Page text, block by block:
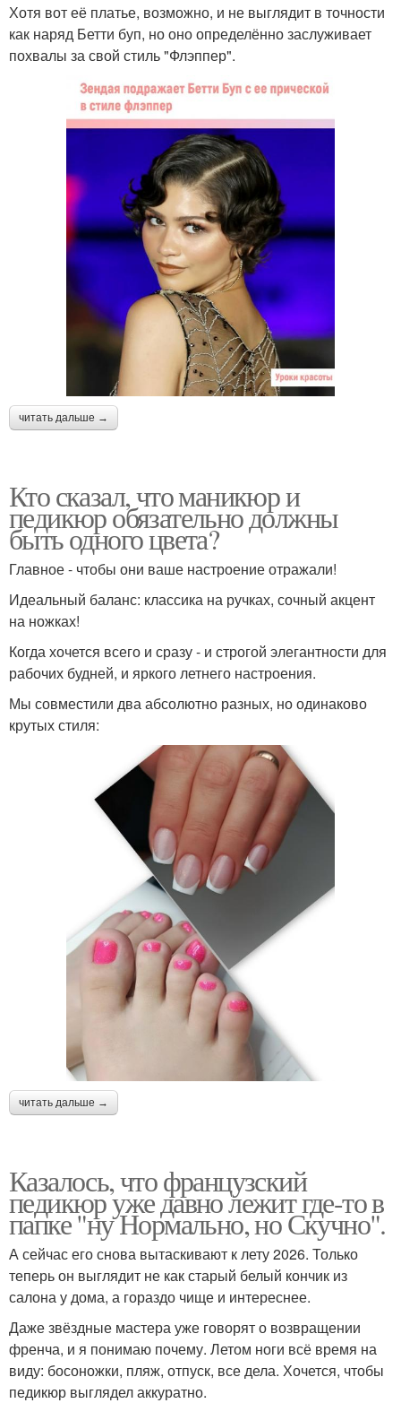
Хотя вот её платье, возможно, и не выглядит в точности
как наряд Бетти буп, но оно определённо заслуживает
похвалы за свой стиль "Флэппер".
читать дальше →
Кто сказал, что маникюр и
педикюр обязательно должны
быть одного цвета?
Главное - чтобы они ваше настроение отражали!
Идеальный баланс: классика на ручках, сочный акцент
на ножках!
Когда хочется всего и сразу - и строгой элегантности для
рабочих будней, и яркого летнего настроения.
Мы совместили два абсолютно разных, но одинаково
крутых стиля:
читать дальше →
Казалось, что французский
педикюр уже давно лежит где-то в
папке "ну Нормально, но Скучно".
А сейчас его снова вытаскивают к лету 2026. Только
теперь он выглядит не как старый белый кончик из
салона у дома, а гораздо чище и интереснее.
Даже звёздные мастера уже говорят о возвращении
френча, и я понимаю почему. Летом ноги всё время на
виду: босоножки, пляж, отпуск, все дела. Хочется, чтобы
педикюр выглядел аккуратно.